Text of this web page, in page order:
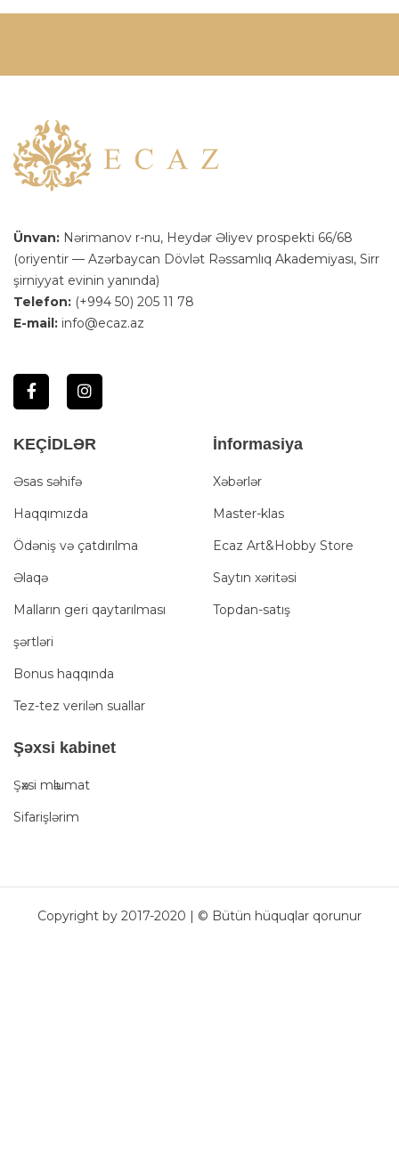
Ünvan: Nərimanov r-nu, Heydər Əliyev prospekti 66/68
(oriyentir — Azərbaycan Dövlət Rəssamlıq Akademiyası, Sirr
şirniyyat evinin yanında)
Telefon: (+994 50) 205 11 78
E-mail: info@ecaz.az
KEÇİDLƏR
Əsas səhifə
Haqqımızda
Ödəniş və çatdırılma
Əlaqə
Malların geri qaytarılması
şərtləri
Bonus haqqında
Tez-tez verilən suallar
İnformasiya
Xəbərlər
Master-klas
Ecaz Art&Hobby Store
Saytın xəritəsi
Topdan-satış
Şәxsi kabinet
Şәxsi mәlumat
Sifarişlərim
Copyright by 2017-2020 | © Bütün hüquqlar qorunur